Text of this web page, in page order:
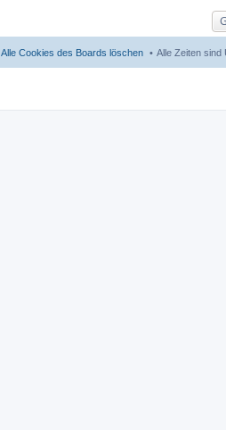
Alle Zeiten sind
Alle Cookies des Boards löschen